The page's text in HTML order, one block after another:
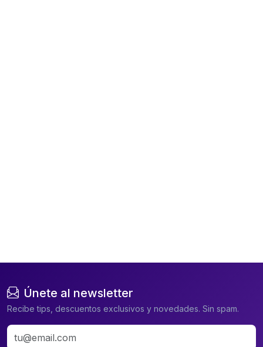
Únete al newsletter
Recibe tips, descuentos exclusivos y novedades. Sin spam.